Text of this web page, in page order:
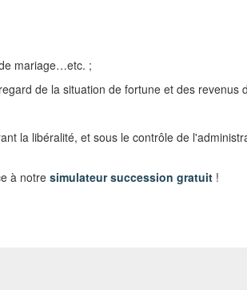
mariage…etc. ;
de la situation de fortune et des revenus
la libéralité, et sous le contrôle de
à notre simulateur succession gratuit !